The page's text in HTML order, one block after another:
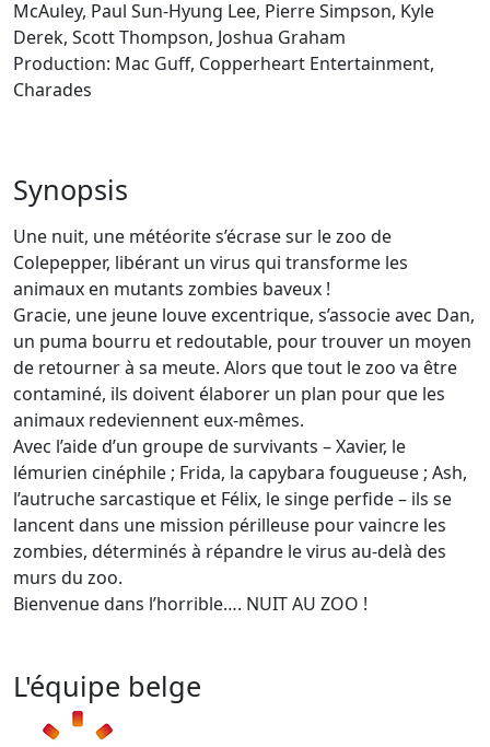
McAuley, Paul Sun-Hyung Lee, Pierre Simpson, Kyle
Derek, Scott Thompson, Joshua Graham
Production: Mac Guff, Copperheart Entertainment,
Charades
Synopsis
Une nuit, une météorite s’écrase sur le zoo de
Colepepper, libérant un virus qui transforme les
animaux en mutants zombies baveux !
Gracie, une jeune louve excentrique, s’associe avec Dan,
un puma bourru et redoutable, pour trouver un moyen
de retourner à sa meute. Alors que tout le zoo va être
contaminé, ils doivent élaborer un plan pour que les
animaux redeviennent eux-mêmes.
Avec l’aide d’un groupe de survivants – Xavier, le
lémurien cinéphile ; Frida, la capybara fougueuse ; Ash,
l’autruche sarcastique et Félix, le singe perfide – ils se
lancent dans une mission périlleuse pour vaincre les
zombies, déterminés à répandre le virus au-delà des
murs du zoo.
Bienvenue dans l’horrible…. NUIT AU ZOO !
L'équipe belge